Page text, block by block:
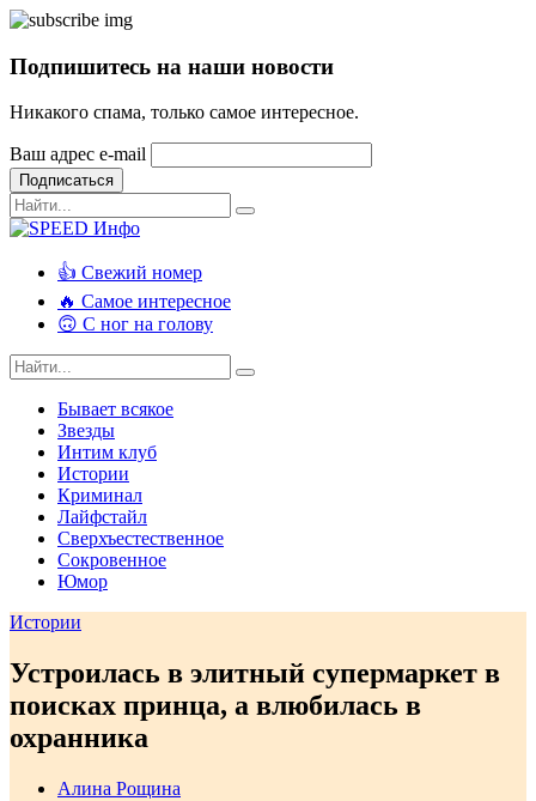
Подпишитесь на наши новости
Никакого спама, только самое интересное.
Ваш адрес e-mail
Подписаться
👍 Свежий номер
🔥 Самое интересное
🙃 С ног на голову
Бывает всякое
Звезды
Интим клуб
Истории
Криминал
Лайфстайл
Сверхъестественное
Сокровенное
Юмор
Истории
Устроилась в элитный супермаркет в
поисках принца, а влюбилась в
охранника
Алина Рощина